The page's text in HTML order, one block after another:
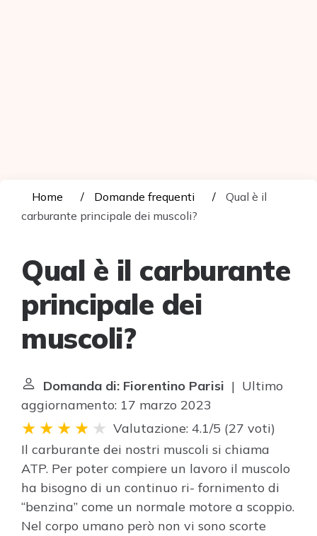
Home Domande frequenti
Qual è il
carburante principale dei muscoli?
Qual è il carburante
principale dei
muscoli?
Domanda di: Fiorentino Parisi | Ultimo
aggiornamento: 17 marzo 2023
Valutazione: 4.1/5 (27 voti)
Il carburante dei nostri muscoli si chiama
ATP. Per poter compiere un lavoro il muscolo
ha bisogno di un continuo ri- fornimento di
“benzina” come un normale motore a scoppio.
Nel corpo umano però non vi sono scorte